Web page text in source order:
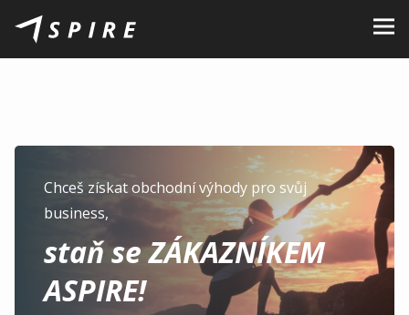
O nás
Prodejci
Kariéra
B2B Portál
Podporujeme
Blog
Chceš získat obchodní výhody pro svůj
business,
staň se ZÁKAZNÍKEM
ASPIRE!